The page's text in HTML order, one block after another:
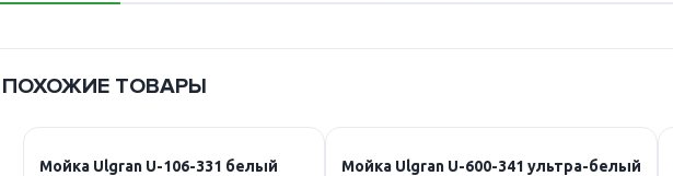
ПОХОЖИЕ ТОВАРЫ
Мойка Ulgran U-106-331 белый Мойка Ulgran U-600-341 ультра-белый